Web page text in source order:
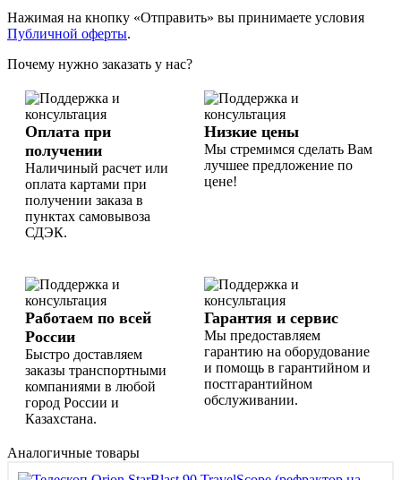
Нажимая на кнопку «Отправить» вы принимаете условия
Публичной оферты.
Почему нужно заказать у нас?
Оплата при
получении
Наличиный расчет или
оплата картами при
получении заказа в
пунктах самовывоза
СДЭК.
Низкие цены
Мы стремимся сделать Вам
лучшее предложение по
цене!
Работаем по всей
России
Быстро доставляем
заказы транспортными
компаниями в любой
город России и
Казахстана.
Гарантия и сервис
Мы предоставляем
гарантию на оборудование
и помощь в гарантийном и
постгарантийном
обслуживании.
Аналогичные товары